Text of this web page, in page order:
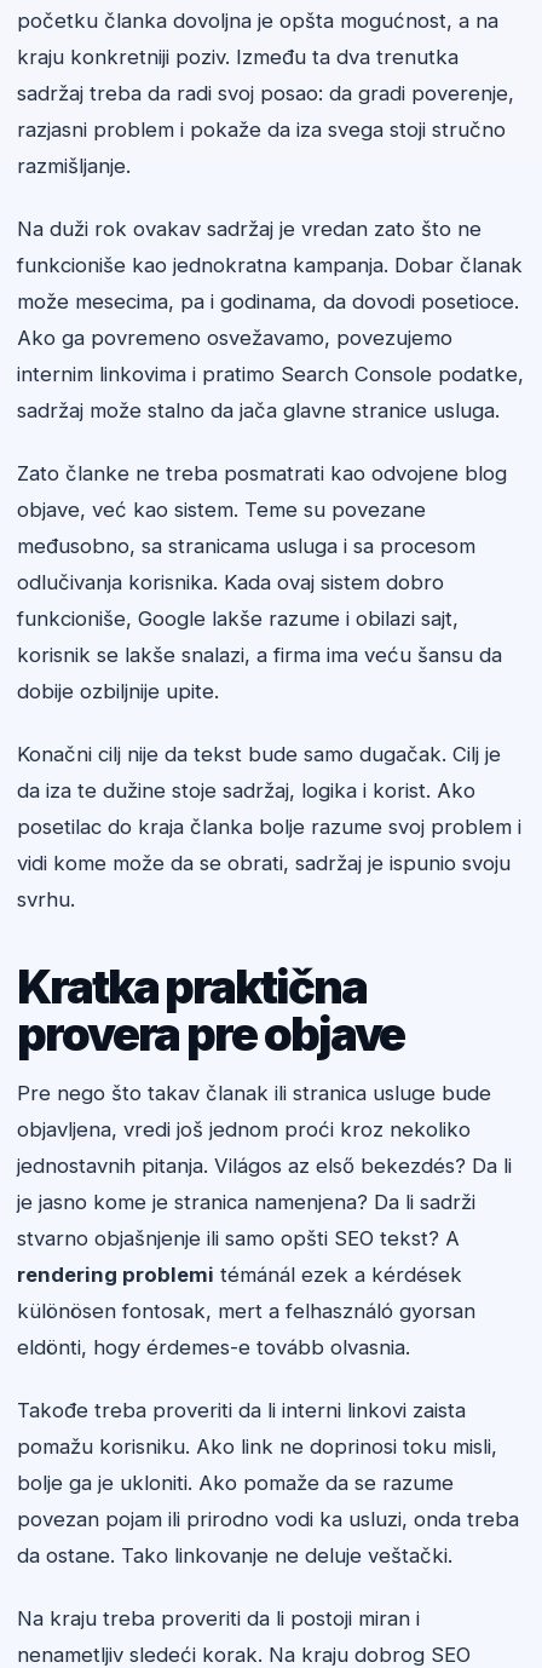
početku članka dovoljna je opšta mogućnost, a na
kraju konkretniji poziv. Između ta dva trenutka
sadržaj treba da radi svoj posao: da gradi poverenje,
razjasni problem i pokaže da iza svega stoji stručno
razmišljanje.
Na duži rok ovakav sadržaj je vredan zato što ne
funkcioniše kao jednokratna kampanja. Dobar članak
može mesecima, pa i godinama, da dovodi posetioce.
Ako ga povremeno osvežavamo, povezujemo
internim linkovima i pratimo Search Console podatke,
sadržaj može stalno da jača glavne stranice usluga.
Zato članke ne treba posmatrati kao odvojene blog
objave, već kao sistem. Teme su povezane
međusobno, sa stranicama usluga i sa procesom
odlučivanja korisnika. Kada ovaj sistem dobro
funkcioniše, Google lakše razume i obilazi sajt,
korisnik se lakše snalazi, a firma ima veću šansu da
dobije ozbiljnije upite.
Konačni cilj nije da tekst bude samo dugačak. Cilj je
da iza te dužine stoje sadržaj, logika i korist. Ako
posetilac do kraja članka bolje razume svoj problem i
vidi kome može da se obrati, sadržaj je ispunio svoju
svrhu.
Kratka praktična
provera pre objave
Pre nego što takav članak ili stranica usluge bude
objavljena, vredi još jednom proći kroz nekoliko
jednostavnih pitanja. Világos az első bekezdés? Da li
je jasno kome je stranica namenjena? Da li sadrži
stvarno objašnjenje ili samo opšti SEO tekst? A
rendering problemi témánál ezek a kérdések
különösen fontosak, mert a felhasználó gyorsan
eldönti, hogy érdemes-e tovább olvasnia.
Takođe treba proveriti da li interni linkovi zaista
pomažu korisniku. Ako link ne doprinosi toku misli,
bolje ga je ukloniti. Ako pomaže da se razume
povezan pojam ili prirodno vodi ka usluzi, onda treba
da ostane. Tako linkovanje ne deluje veštački.
Na kraju treba proveriti da li postoji miran i
nenametljiv sledeći korak. Na kraju dobrog SEO